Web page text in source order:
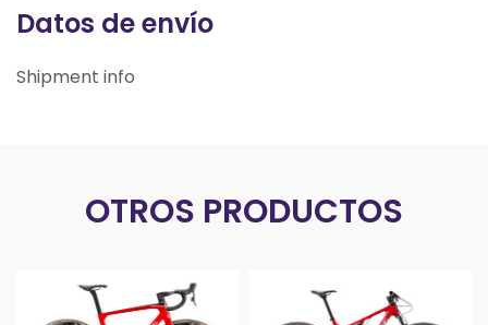
Datos de envío
Shipment info
OTROS PRODUCTOS